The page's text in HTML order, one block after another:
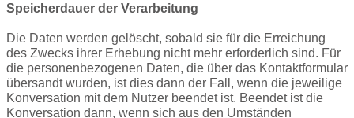
Speicherdauer der Verarbeitung
Die Daten werden gelöscht, sobald sie für die Erreichung
des Zwecks ihrer Erhebung nicht mehr erforderlich sind. Für
die personenbezogenen Daten, die über das Kontaktformular
übersandt wurden, ist dies dann der Fall, wenn die jeweilige
Konversation mit dem Nutzer beendet ist. Beendet ist die
Konversation dann, wenn sich aus den Umständen